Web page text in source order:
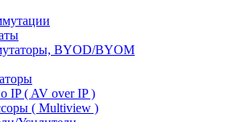
BYOD/BYOM
IP ( AV over IP )
( Multiview )